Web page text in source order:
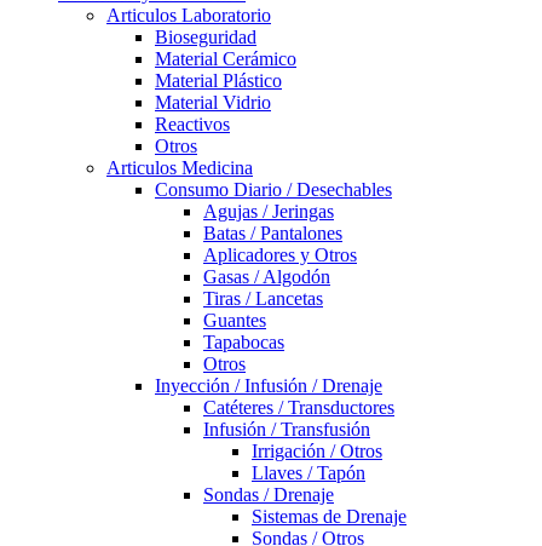
Articulos Laboratorio
Bioseguridad
Material Cerámico
Material Plástico
Material Vidrio
Reactivos
Otros
Articulos Medicina
Consumo Diario / Desechables
Agujas / Jeringas
Batas / Pantalones
Aplicadores y Otros
Gasas / Algodón
Tiras / Lancetas
Guantes
Tapabocas
Otros
Inyección / Infusión / Drenaje
Catéteres / Transductores
Infusión / Transfusión
Irrigación / Otros
Llaves / Tapón
Sondas / Drenaje
Sistemas de Drenaje
Sondas / Otros